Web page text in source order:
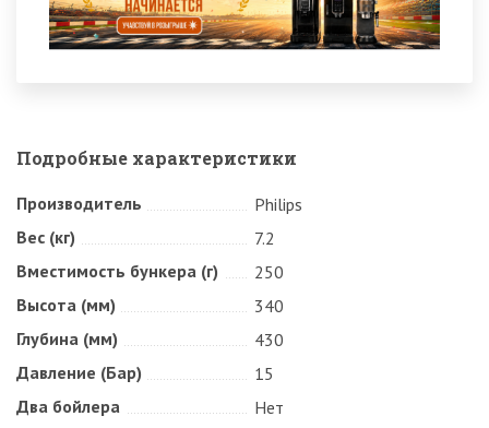
Подробные характеристики
Производитель
Philips
Вес (кг)
7.2
Вместимость бункера (г)
250
Высота (мм)
340
Глубина (мм)
430
Давление (Бар)
15
Два бойлера
Нет